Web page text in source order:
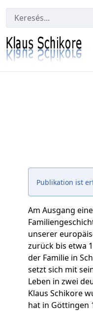
Publikation ist
Am Ausgang
unserer
zurück bis etwa
der Familie in
setzt sich mit
Leben in zwei
Klaus Schikore
hat in Göttingen